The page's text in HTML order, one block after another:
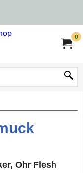
0
Ohr Flesh